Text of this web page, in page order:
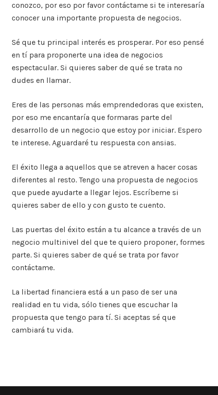
conozco, por eso por favor contáctame si te interesaría
conocer una importante propuesta de negocios.
Sé que tu principal interés es prosperar. Por eso pensé
en tí para proponerte una idea de negocios
espectacular. Si quieres saber de qué se trata no
dudes en llamar.
Eres de las personas más emprendedoras que existen,
por eso me encantaría que formaras parte del
desarrollo de un negocio que estoy por iniciar. Espero
te interese. Aguardaré tu respuesta con ansias.
El éxito llega a aquellos que se atreven a hacer cosas
diferentes al resto. Tengo una propuesta de negocios
que puede ayudarte a llegar lejos. Escríbeme si
quieres saber de ello y con gusto te cuento.
Las puertas del éxito están a tu alcance a través de un
negocio multinivel del que te quiero proponer, formes
parte. Si quieres saber de qué se trata por favor
contáctame.
La libertad financiera está a un paso de ser una
realidad en tu vida, sólo tienes que escuchar la
propuesta que tengo para tí. Si aceptas sé que
cambiará tu vida.